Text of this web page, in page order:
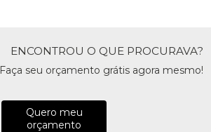
ENCONTROU O QUE PROCURAVA?
Faça seu orçamento grátis agora mesmo!
Quero meu
orçamento